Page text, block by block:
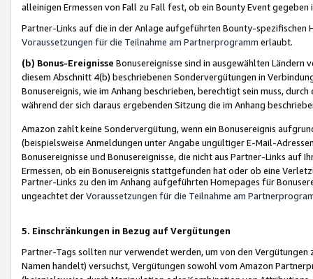
alleinigen Ermessen von Fall zu Fall fest, ob ein Bounty Event
Partner-Links auf die in der Anlage aufgeführten Bounty-spezifischen
Voraussetzungen für die Teilnahme am Partnerprogramm erlaubt.
(b) Bonus-Ereignisse Bonusereignisse sind in ausgewählten Ländern
diesem Abschnitt 4(b) beschriebenen Sondervergütungen in
Bonusereignis, wie im Anhang beschrieben, berechtigt sein muss,
während der sich daraus ergebenden Sitzung die im Anhang
Amazon zahlt keine Sondervergütung, wenn ein Bonusereignis
(beispielsweise Anmeldungen unter Angabe ungültiger E-Mail-
Bonusereignisse und Bonusereignisse, die nicht aus Partner-Links auf
Ermessen, ob ein Bonusereignis stattgefunden hat oder ob eine
Partner-Links zu den im Anhang aufgeführten Homepages für
ungeachtet derVoraussetzungen für die Teilnahme am
5. Einschränkungen in Bezug auf Vergütungen
Partner-Tags sollten nur verwendet werden, um von den
Namen handelt) versuchst, Vergütungen sowohl vom Amazon